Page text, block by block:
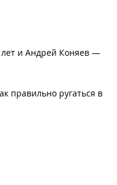
и Андрей Коняев —
правильно ругаться в